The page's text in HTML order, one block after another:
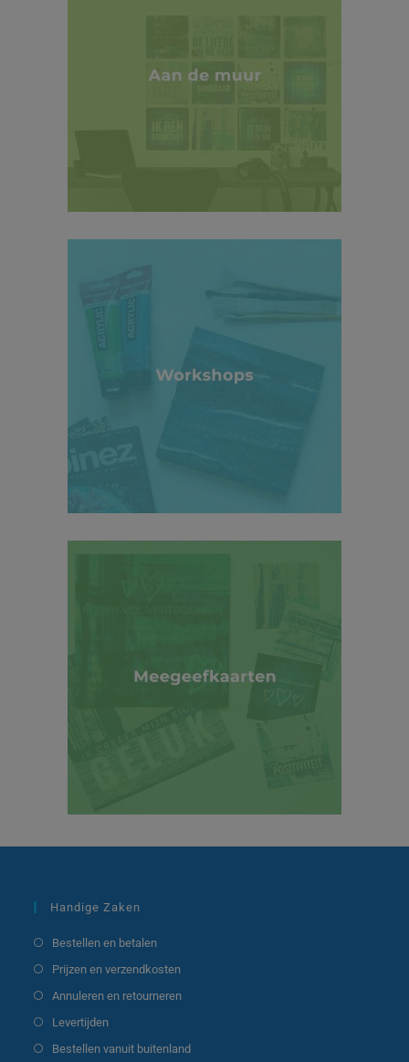
Handige Zaken
Bestellen en betalen
Prijzen en verzendkosten
Annuleren en retourneren
Levertijden
Bestellen vanuit buitenland